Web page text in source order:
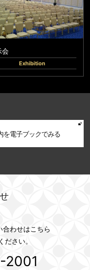
会
Exhibition
を電子ブックでみる
合わせはこちら
ださい。
2001